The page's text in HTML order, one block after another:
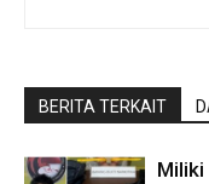
BERITA TERKAIT
Miliki